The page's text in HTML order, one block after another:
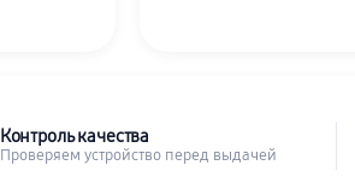
Контроль качества
Проверяем устройство перед выдачей